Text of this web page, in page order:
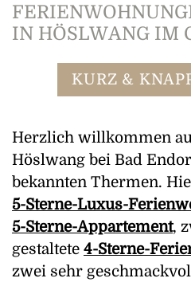
IN HÖSLWANG IM
KURZ &
Herzlich willkommen
Höslwang bei Bad
bekannten Thermen.
5-Sterne-Luxus-
5-Sterne-Appartement,
gestaltete 4-Sterne-
zwei sehr